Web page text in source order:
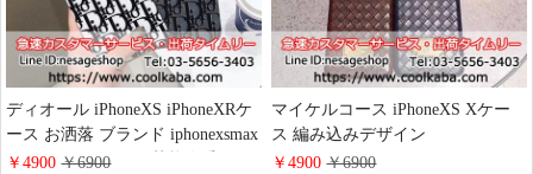
ディオール iPhoneXS iPhoneXRケ
ース お洒落 ブランド iphonexsmax
iphone8 カバー dior 芸能人愛用
￥4900￥6900
マイケルコース iPhoneXS Xケー
ス 編み込みデザイン
iPhoneXSMax iPhone8 スマホケー
￥4900￥6900